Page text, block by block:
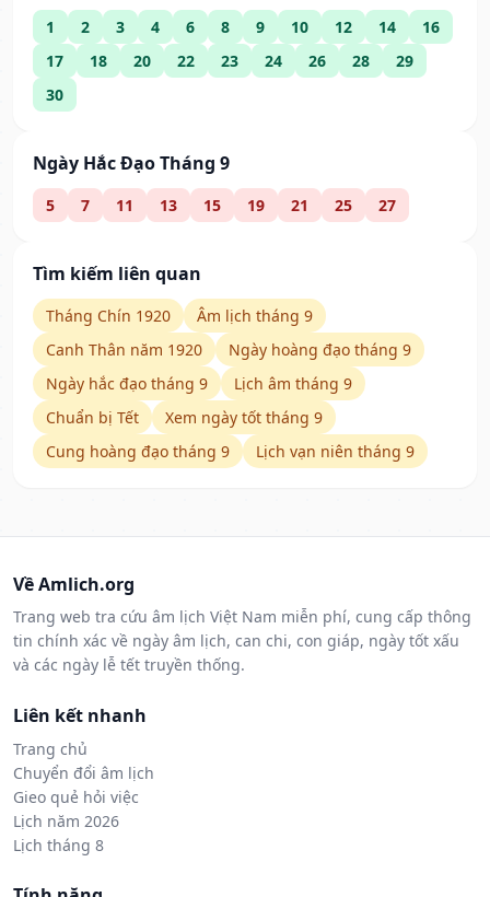
1 2 3 4 6 8 9 10 12 14
16
17
18 20 22 23 24 26 28
29
30
Ngày Hắc Đạo Tháng 9
5 7 11 13 15 19 21 25 27
Tìm kiếm liên quan
Tháng Chín 1920
Âm lịch tháng 9
Canh Thân năm 1920
Ngày hoàng đạo tháng 9
Ngày hắc đạo tháng 9
Lịch âm tháng 9
Chuẩn bị Tết
Xem ngày tốt tháng 9
Cung hoàng đạo tháng 9
Lịch vạn niên tháng 9
Về Amlich.org
Trang web tra cứu âm lịch Việt Nam miễn phí, cung cấp thông
tin chính xác về ngày âm lịch, can chi, con giáp, ngày tốt xấu
và các ngày lễ tết truyền thống.
Liên kết nhanh
Trang chủ
Chuyển đổi âm lịch
Gieo quẻ hỏi việc
Lịch năm 2026
Lịch tháng 8